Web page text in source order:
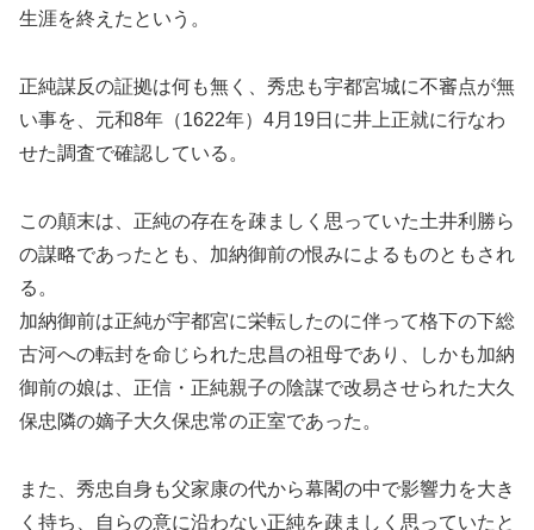
生涯を終えたという。
正純謀反の証拠は何も無く、秀忠も宇都宮城に不審点が無
い事を、元和8年（1622年）4月19日に井上正就に行なわ
せた調査で確認している。
この顛末は、正純の存在を疎ましく思っていた土井利勝ら
の謀略であったとも、加納御前の恨みによるものともされ
る。
加納御前は正純が宇都宮に栄転したのに伴って格下の下総
古河への転封を命じられた忠昌の祖母であり、しかも加納
御前の娘は、正信・正純親子の陰謀で改易させられた大久
保忠隣の嫡子大久保忠常の正室であった。
また、秀忠自身も父家康の代から幕閣の中で影響力を大き
く持ち、自らの意に沿わない正純を疎ましく思っていたと